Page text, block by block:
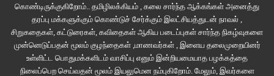
கொண்டிருக்குகிறோம்.. தமிழிலக்கியம் , கலை சார்ந்த ஆக்கங்கள் அனைத்து
தரப்பு மக்களுக்கும் கொண்டுச் சேர்க்கும் இலட்சியத்துடன் நாவல் ,
சிறுகதைகள், கட்டுரைகள், கவிதைகள் ஆகிய படைப்புகள் சார்ந்த நிகழ்வுகளை
முன்னெடுப்பதன் மூலம் குழந்தைகள் ,மாணவர்கள் , இளைய தலைமுறையினர்
உள்ளிட்ட பொதுமக்களிடம் வாசிப்பு எனும் இன்றியமையாத பழக்கத்தை
நிலைப்பெற செய்வதன் மூலம் இயலுமென நம்புகிறோம். மேலும், இவர்களை